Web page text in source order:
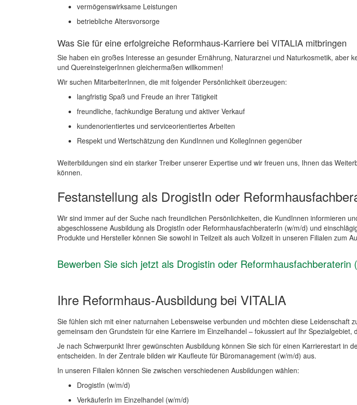
vermögenswirksame Leistungen
betriebliche Altersvorsorge
Was Sie für eine erfolgreiche Reformhaus-Karriere bei VITALIA mitbringen
Sie haben ein großes Interesse an gesunder Ernährung, Naturarznei und Naturkosmetik, aber
und QuereinsteigerInnen gleichermaßen willkommen!
Wir suchen MitarbeiterInnen, die mit folgender Persönlichkeit überzeugen:
langfristig Spaß und Freude an ihrer Tätigkeit
freundliche, fachkundige Beratung und aktiver Verkauf
kundenorientiertes und serviceorientiertes Arbeiten
Respekt und Wertschätzung den KundInnen und KollegInnen gegenüber
Weiterbildungen sind ein starker Treiber unserer Expertise und wir freuen uns, Ihnen das
können.
Festanstellung als DrogistIn oder
Wir sind immer auf der Suche nach freundlichen Persönlichkeiten, die KundInnen informieren
abgeschlossene Ausbildung als DrogistIn oder ReformhausfachberaterIn (w/m/d) und
Produkte und Hersteller können Sie sowohl in Teilzeit als auch Vollzeit in unseren Filialen zum
Bewerben Sie sich jetzt als Drogistin oder Reformhausfachberaterin
Ihre Reformhaus-Ausbildung bei VITALIA
Sie fühlen sich mit einer naturnahen Lebensweise verbunden und möchten diese Leidenschaft
gemeinsam den Grundstein für eine Karriere im Einzelhandel – fokussiert auf Ihr
Je nach Schwerpunkt Ihrer gewünschten Ausbildung können Sie sich für einen Karrierestart in
entscheiden. In der Zentrale bilden wir Kaufleute für Büromanagement (w/m/d) aus.
In unseren Filialen können Sie zwischen verschiedenen Ausbildungen wählen:
DrogistIn (w/m/d)
VerkäuferIn im Einzelhandel (w/m/d)